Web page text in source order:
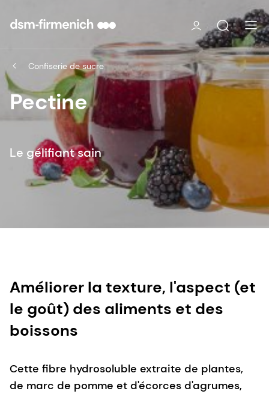
Confiserie de sucre
Pectine
Le gélifiant sain
Améliorer la texture, l'aspect (et
le goût) des aliments et des
boissons
Cette fibre hydrosoluble extraite de plantes,
de marc de pomme et d'écorces d'agrumes,